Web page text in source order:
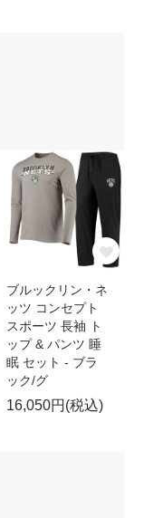
ブルックリン・ネ
ッツ コンセプト
スポーツ 長袖 ト
ップ & パンツ 睡
眠 セット - ブラ
ック/グ
16,050円(税込)